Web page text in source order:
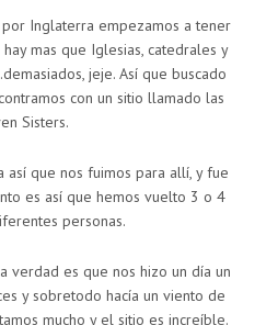
Inglaterra empezamos a tener
mas que Iglesias, catedrales y
jeje. Así que buscado
con un sitio llamado las
Sisters.
así que nos fuimos para allí, y fue
es así que hemos vuelto 3 o 4
personas.
verdad es que nos hizo un día un
y sobretodo hacía un viento de
mucho y el sitio es increíble.